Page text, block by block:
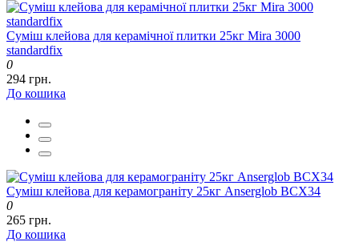
Суміш клейова для керамічної плитки 25кг Mira 3000
standardfix
0
294 грн.
До кошика
Суміш клейова для керамограніту 25кг Anserglob BCX34
0
265 грн.
До кошика